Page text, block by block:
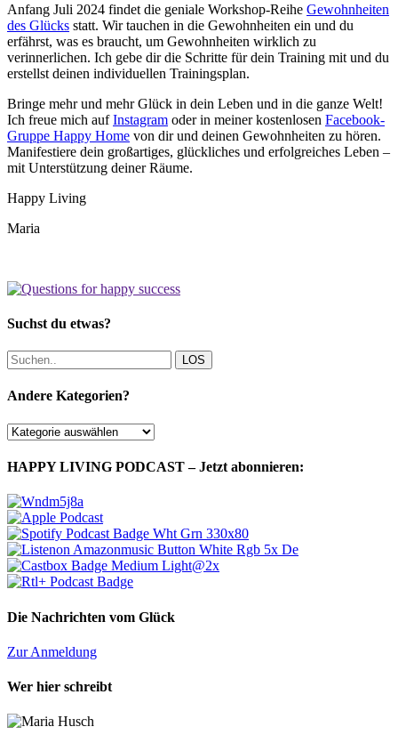
Anfang Juli 2024 findet die geniale Workshop-Reihe Gewohnheiten
des Glücks statt. Wir tauchen in die Gewohnheiten ein und du
erfährst, was es braucht, um Gewohnheiten wirklich zu
verinnerlichen. Ich gebe dir die Schritte für dein Training mit und du
erstellst deinen individuellen Trainingsplan.
Bringe mehr und mehr Glück in dein Leben und in die ganze Welt!
Ich freue mich aufInstagram oder in meiner kostenlosen Facebook-
Gruppe Happy Home von dir und deinen Gewohnheiten zu hören.
Manifestiere dein großartiges, glückliches und erfolgreiches Leben –
mit Unterstützung deiner Räume.
Happy Living
Maria
Suchst du etwas?
LOS
Andere Kategorien?
Andere
HAPPY LIVING PODCAST – Jetzt abonnieren:
Die Nachrichten vom Glück
Zur Anmeldung
Wer hier schreibt